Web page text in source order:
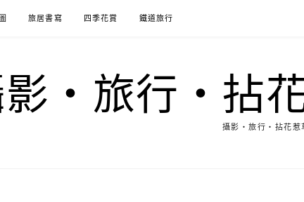
旅居書寫 四季花賞 鐵道旅行
‧旅行‧拈花
攝影‧旅行‧拈花惹